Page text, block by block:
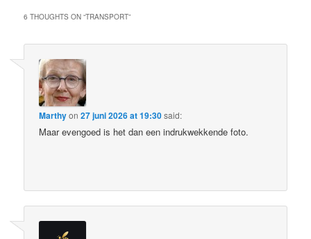
6 THOUGHTS ON “TRANSPORT”
Marthyon27 juni 2026 at 19:30said:
Maar evengoed is het dan een indrukwekkende foto.